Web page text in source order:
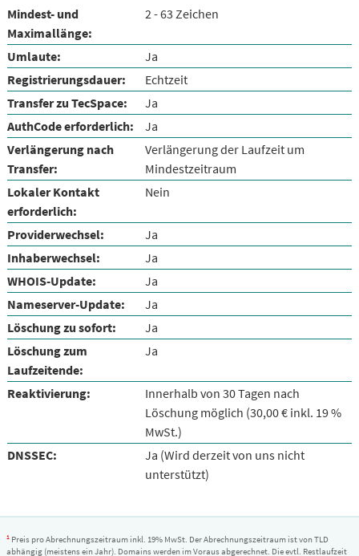
Mindest- und
Maximallänge:
2 - 63 Zeichen
Umlaute:
Ja
Registrierungsdauer:
Echtzeit
Transfer zu TecSpace:
Ja
AuthCode erforderlich:
Ja
Verlängerung nach
Transfer:
Verlängerung der Laufzeit um
Mindestzeitraum
Lokaler Kontakt
erforderlich:
Nein
Providerwechsel:
Ja
Inhaberwechsel:
Ja
WHOIS-Update:
Ja
Nameserver-Update:
Ja
Löschung zu sofort:
Ja
Löschung zum
Laufzeitende:
Ja
Reaktivierung:
Innerhalb von 30 Tagen nach
Löschung möglich (30,00 € inkl. 19 %
MwSt.)
DNSSEC:
Ja (Wird derzeit von uns nicht
unterstützt)
1Preis pro Abrechnungszeitraum inkl. 19% MwSt. Der Abrechnungszeitraum ist von TLD
abhängig (meistens ein Jahr). Domains werden im Voraus abgerechnet. Die evtl. Restlaufzeit